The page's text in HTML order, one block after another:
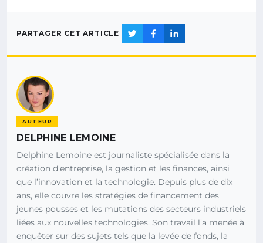
PARTAGER CET ARTICLE
AUTEUR
DELPHINE LEMOINE
Delphine Lemoine est journaliste spécialisée dans la
création d’entreprise, la gestion et les finances, ainsi
que l’innovation et la technologie. Depuis plus de dix
ans, elle couvre les stratégies de financement des
jeunes pousses et les mutations des secteurs industriels
liées aux nouvelles technologies. Son travail l’a menée à
enquêter sur des sujets tels que la levée de fonds, la